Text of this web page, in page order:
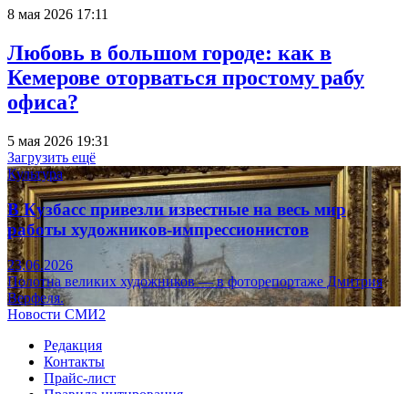
8 мая 2026 17:11
Любовь в большом городе: как в
Кемерове оторваться простому рабу
офиса?
5 мая 2026 19:31
Загрузить ещё
Культура
В Кузбасс привезли известные на весь мир
работы художников-импрессионистов
23.06.2026
Полотна великих художников — в фоторепортаже Дмитрия
Верфеля.
Новости СМИ2
Редакция
Контакты
Прайс-лист